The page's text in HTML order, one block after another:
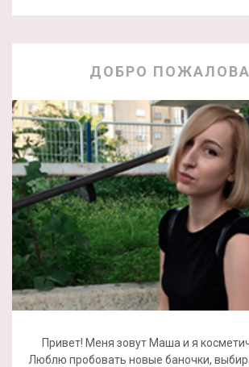
ДОБРО
Привет! Меня зовут Маша и я
Люблю пробовать новые баночки,